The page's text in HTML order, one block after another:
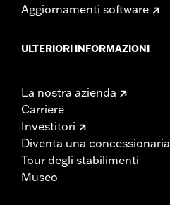
Aggiornamenti software
ULTERIORI INFORMAZIONI
La nostra azienda
Carriere
Investitori
Diventa una concessionaria
Tour degli stabilimenti
Museo